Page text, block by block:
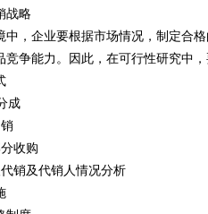
战略
业要根据市场情况，制定合格
能力。因此，在可行性研究中，
购
代销人情况分析